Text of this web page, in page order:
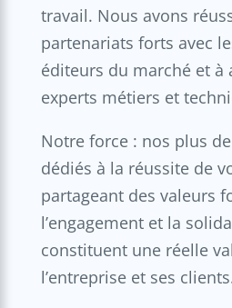
travail. Nous avons
partenariats forts avec
éditeurs du marché et à
experts métiers et
Notre force : nos plus
dédiés à la réussite de
partageant des valeurs
l’engagement et la
constituent une réelle
l’entreprise et ses